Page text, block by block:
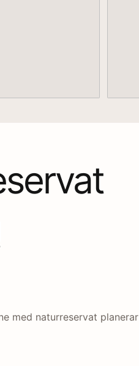
med naturreservat planerar